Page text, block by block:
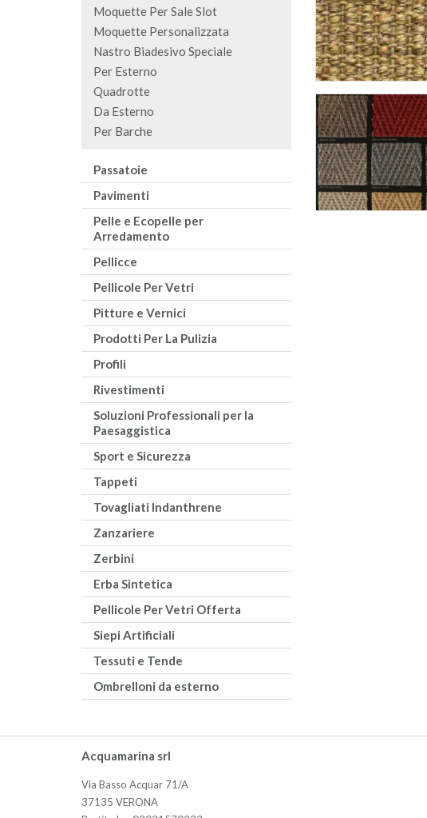
Moquette Per Sale Slot
Moquette Personalizzata
Nastro Biadesivo Speciale
Per Esterno
Quadrotte
Da Esterno
Per Barche
Passatoie
Pavimenti
Pelle e Ecopelle per
Arredamento
Pellicce
Pellicole Per Vetri
Pitture e Vernici
Prodotti Per La Pulizia
Profili
Rivestimenti
Soluzioni Professionali per la
Paesaggistica
Sport e Sicurezza
Tappeti
Tovagliati Indanthrene
Zanzariere
Zerbini
Erba Sintetica
Pellicole Per Vetri Offerta
Siepi Artificiali
Tessuti e Tende
Ombrelloni da esterno
Acquamarina srl
Via Basso Acquar 71/A
37135 VERONA